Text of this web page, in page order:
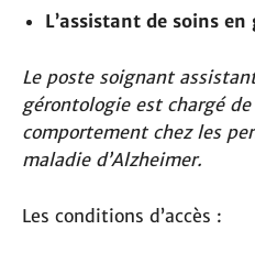
L’assistant de soins
Le poste soignant
gérontologie est chargé
comportement chez les
maladie d’Alzheimer.
Les conditions d’accès :